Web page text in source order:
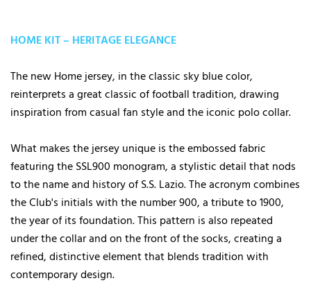
HOME KIT – HERITAGE ELEGANCE
The new Home jersey, in the classic sky blue color,
reinterprets a great classic of football tradition, drawing
inspiration from casual fan style and the iconic polo collar.
What makes the jersey unique is the embossed fabric
featuring the SSL900 monogram, a stylistic detail that nods
to the name and history of S.S. Lazio. The acronym combines
the Club's initials with the number 900, a tribute to 1900,
the year of its foundation. This pattern is also repeated
under the collar and on the front of the socks, creating a
refined, distinctive element that blends tradition with
contemporary design.